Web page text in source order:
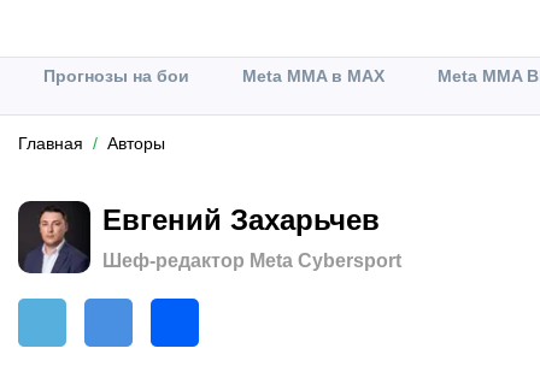
Прогнозы на бои Meta MMA в MAX Meta MMA
Главная Авторы
Евгений Захарьчев
Шеф-редактор Meta Cybersport